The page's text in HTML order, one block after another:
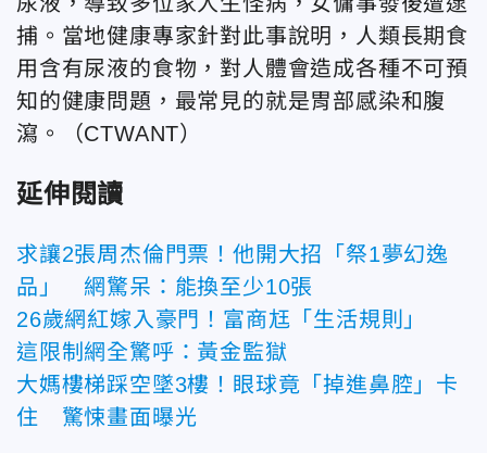
捕。當地健康專家針對此事說明，人類長期食
用含有尿液的食物，對人體會造成各種不可預
知的健康問題，最常見的就是胃部感染和腹
瀉。（CTWANT）
延伸閱讀
求讓2張周杰倫門票！他開大招「祭1夢幻逸
品」 網驚呆：能換至少10張
26歲網紅嫁入豪門！富商尪「生活規則」
這限制網全驚呼：黃金監獄
大媽樓梯踩空墜3樓！眼球竟「掉進鼻腔」卡
住 驚悚畫面曝光